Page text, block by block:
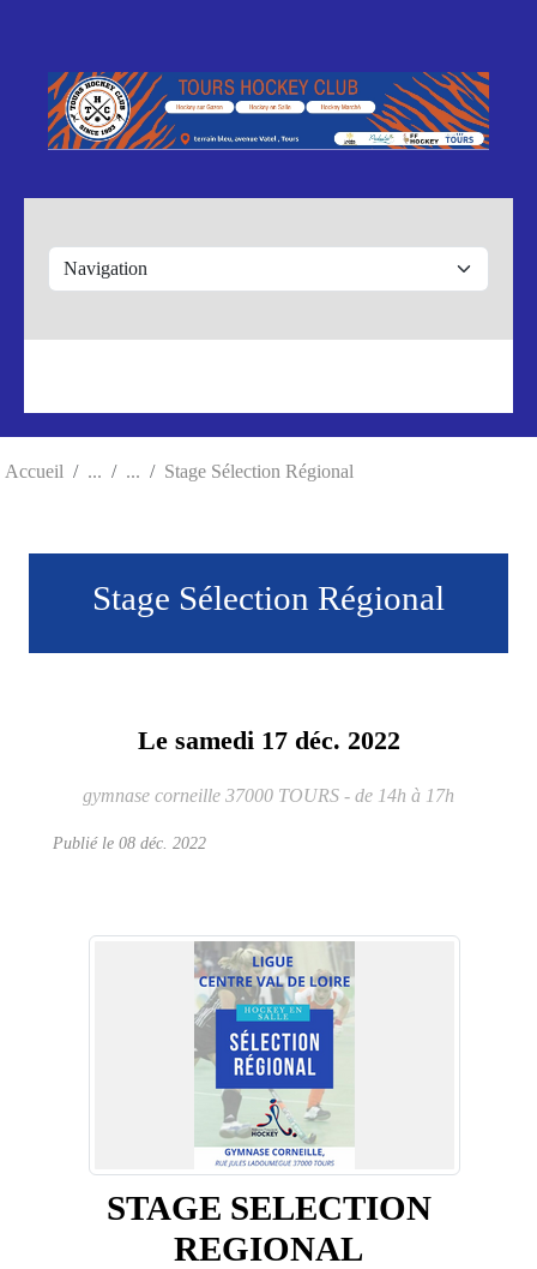
Accueil Stage Sélection Régional
Stage Sélection Régional
Le samedi 17 déc. 2022
gymnase corneille 37000 TOURS - de 14h à 17h
Publié le 08 déc. 2022
STAGE SELECTION
REGIONAL